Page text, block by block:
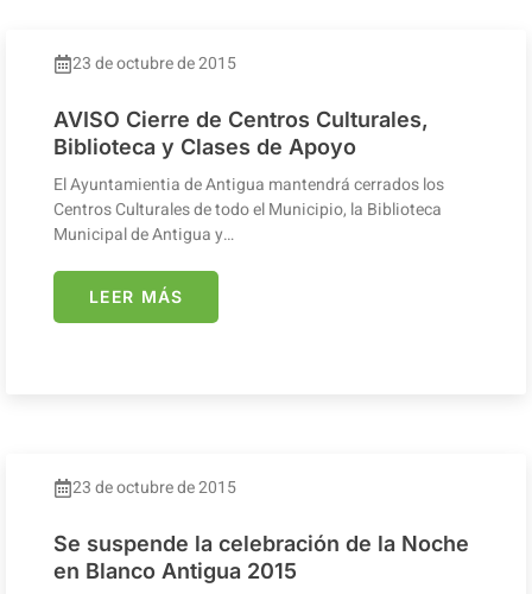
23 de octubre de 2015
AVISO Cierre de Centros Culturales,
Biblioteca y Clases de Apoyo
El Ayuntamientia de Antigua mantendrá cerrados los
Centros Culturales de todo el Municipio, la Biblioteca
Municipal de Antigua y…
LEER MÁS
23 de octubre de 2015
Se suspende la celebración de la Noche
en Blanco Antigua 2015